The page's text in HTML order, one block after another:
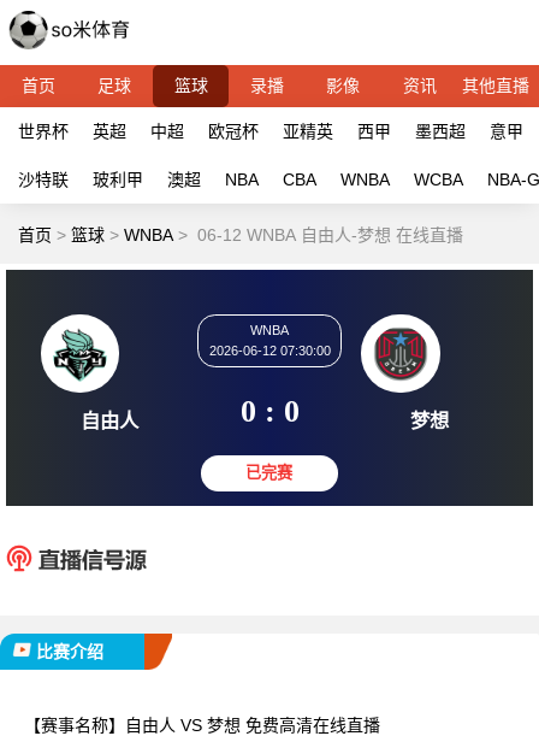
首页 足球 篮球 录播 影像 资讯 其他直播
世界杯 英超 中超 欧冠杯 亚精英 西甲 墨西超 意甲
沙特联 玻利甲 澳超 NBA CBA WNBA WCBA NBA-G
首页 > 篮球 > WNBA > 06-12 WNBA 自由人-梦想 在线直播
自由人
2026-06-12 07:30:00
0 : 0 梦
比赛介绍
【赛事名称】 自由人 VS 梦想 免费高清在线直播